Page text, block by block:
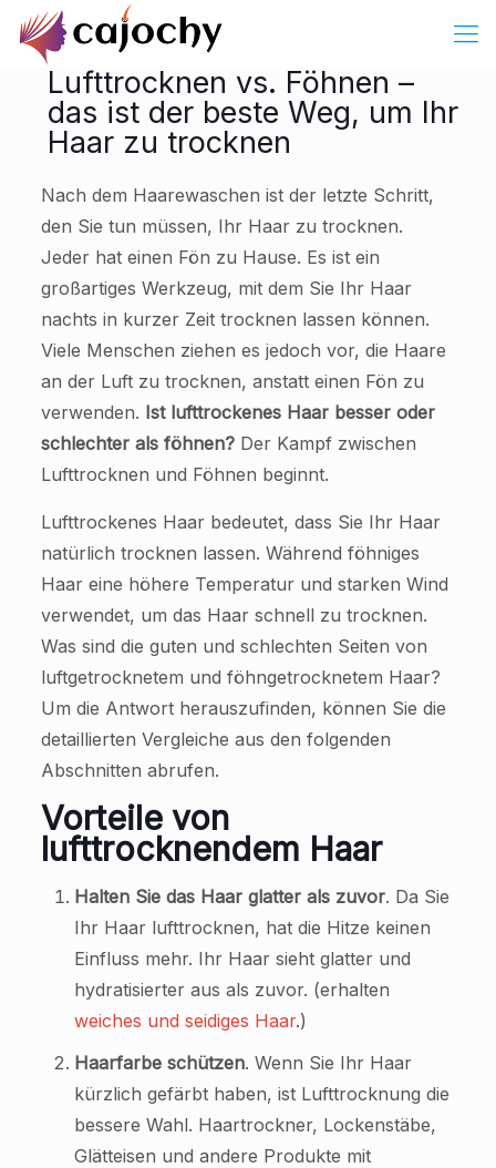
Lufttrocknen vs. Föhnen –
das ist der beste Weg, um Ihr
Haar zu trocknen
Nach dem Haarewaschen ist der letzte Schritt,
den Sie tun müssen, Ihr Haar zu trocknen.
Jeder hat einen Fön zu Hause. Es ist ein
großartiges Werkzeug, mit dem Sie Ihr Haar
nachts in kurzer Zeit trocknen lassen können.
Viele Menschen ziehen es jedoch vor, die Haare
an der Luft zu trocknen, anstatt einen Fön zu
verwenden. Ist lufttrockenes Haar besser oder
schlechter als föhnen? Der Kampf zwischen
Lufttrocknen und Föhnen beginnt.
Lufttrockenes Haar bedeutet, dass Sie Ihr Haar
natürlich trocknen lassen. Während föhniges
Haar eine höhere Temperatur und starken Wind
verwendet, um das Haar schnell zu trocknen.
Was sind die guten und schlechten Seiten von
luftgetrocknetem und föhngetrocknetem Haar?
Um die Antwort herauszufinden, können Sie die
detaillierten Vergleiche aus den folgenden
Abschnitten abrufen.
Vorteile von
lufttrocknendem Haar
Halten Sie das Haar glatter als zuvor. Da Sie
Ihr Haar lufttrocknen, hat die Hitze keinen
Einfluss mehr. Ihr Haar sieht glatter und
hydratisierter aus als zuvor. (erhalten
weiches und seidiges Haar.)
Haarfarbe schützen. Wenn Sie Ihr Haar
kürzlich gefärbt haben, ist Lufttrocknung die
bessere Wahl. Haartrockner, Lockenstäbe,
Glätteisen und andere Produkte mit